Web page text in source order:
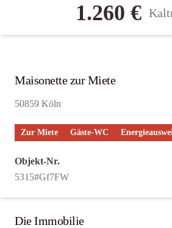
1.260 €
Maisonette zur Miete
50859 Köln
Zur Miete Gäste-WC
Objekt-Nr.
5315#Gf7FW
Die Immobilie